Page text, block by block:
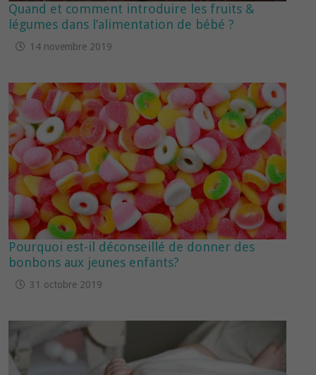
Quand et comment introduire les fruits &
légumes dans l’alimentation de bébé ?
14 novembre 2019
Pourquoi est-il déconseillé de donner des
bonbons aux jeunes enfants?
31 octobre 2019